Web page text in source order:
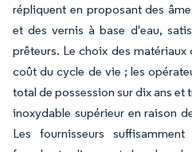
répliquent en proposant des
et des vernis à base d'eau,
prêteurs. Le choix des
coût du cycle de vie ; les
total de possession sur dix ans et
inoxydable supérieur en raison
Les fournisseurs